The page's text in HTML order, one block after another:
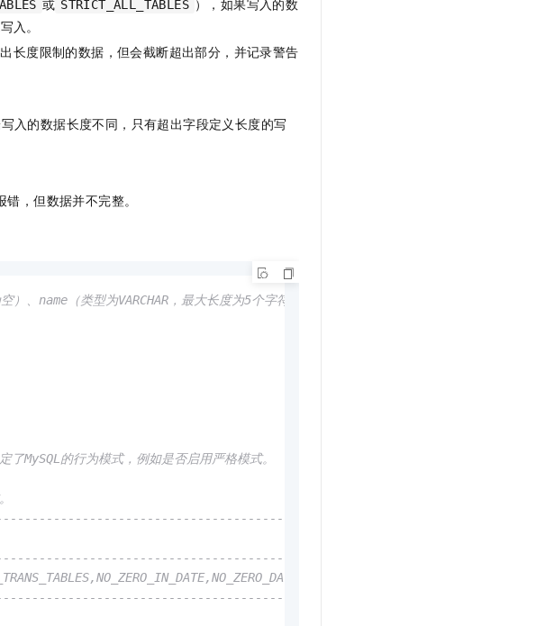
或 STRICT_ALL_TABLES ），如果写入的数
入。
长度限制的数据，但会截断超出部分，并记录警告
入的数据长度不同，只有超出字段定义长度的写
，但数据并不完整。
name（类型为VARCHAR，最大长度为5个字符）。
MySQL的行为模式，例如是否启用严格模式。
10分钟微调：让0.6B模型媲美235B模型 多模态数据信息提取
超强辅助，Bolt.diy 一步搞定创意建站